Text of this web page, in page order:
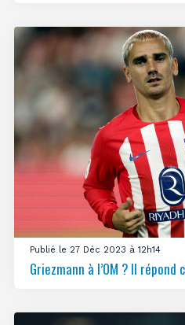
Publié le 27 Déc 2023 à 12h14
Griezmann à l’OM ? Il répond